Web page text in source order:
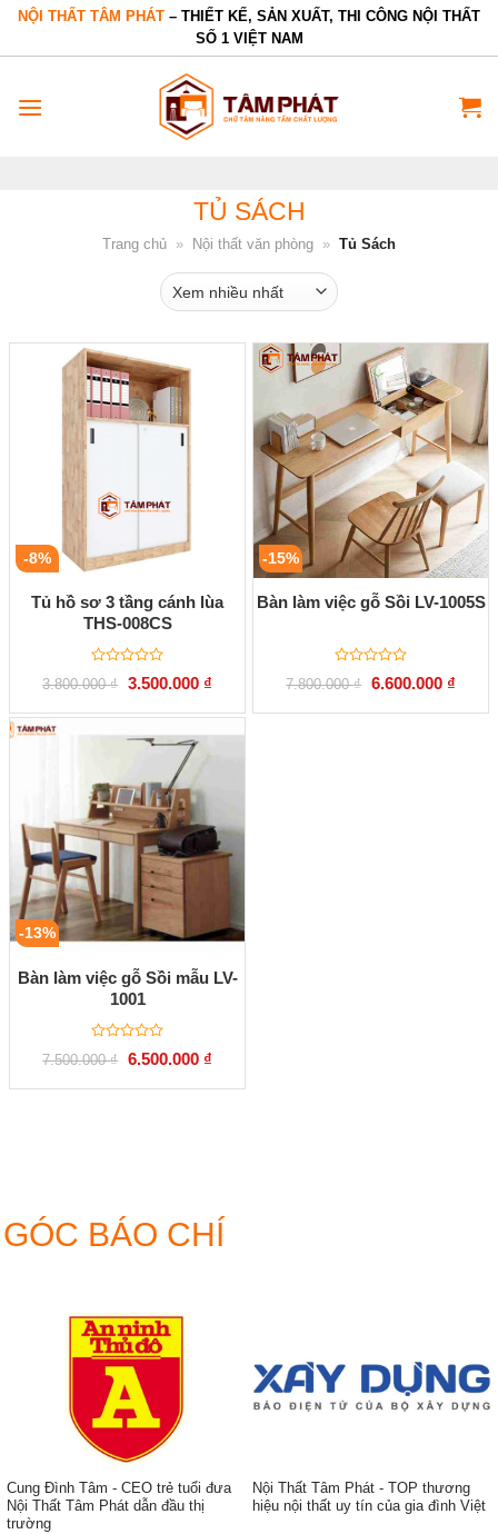
Bỏ
dung
NỘI THẤT TÂM PHÁT – THIẾT KẾ, SẢN XUẤT, THI CÔNG NỘI THẤT
SỐ 1 VIỆT NAM
TỦ SÁCH
Trang chủ » Nội thất văn phòng » Tủ Sách
-8%
Tủ hồ sơ 3 tầng cánh lùa
THS-008CS
Được
xếp
0
3.800.000₫ Giá
là:
3.500.000 ₫Giá
tại
3.500.000 ₫.
-15%
Bàn làm việc gỗ Sồi LV-1005S
Được
xếp
7.800.000₫ Giá
là:
6.600.000 ₫Giá
tại
-13%
Bàn làm việc gỗ Sồi mẫu LV-
1001
Được
xếp
7.500.000₫ Giá
là:
6.500.000 ₫Giá
tại
GÓC BÁO CHÍ
Cung Đình Tâm - CEO trẻ tuổi đưa
Nội Thất Tâm Phát dẫn đầu thị
trường
Nội Thất Tâm Phát - TOP thương
hiệu nội thất uy tín của gia đình Việt